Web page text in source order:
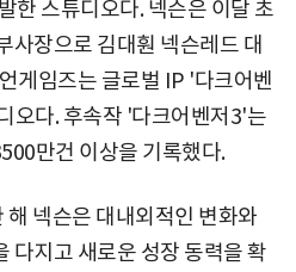
한 스튜디오다. 넥슨은 이달 초
사장으로 김대훤 넥슨레드 대
게임즈는 글로벌 IP '다크어벤
오다. 후속작 '다크어벤저3'는
만건 이상을 기록했다.
넥슨은 대내외적인 변화와
다지고 새로운 성장 동력을 확